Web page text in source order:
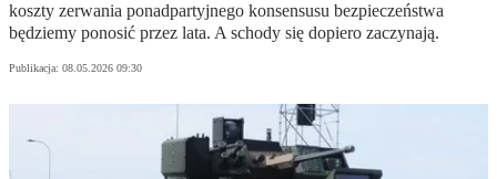
koszty zerwania ponadpartyjnego konsensusu bezpieczeństwa
będziemy ponosić przez lata. A schody się dopiero zaczynają.
Publikacja: 08.05.2026 09:30